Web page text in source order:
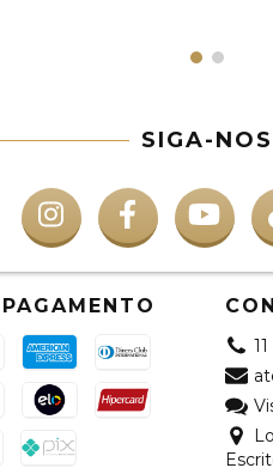
SIGA-NOS